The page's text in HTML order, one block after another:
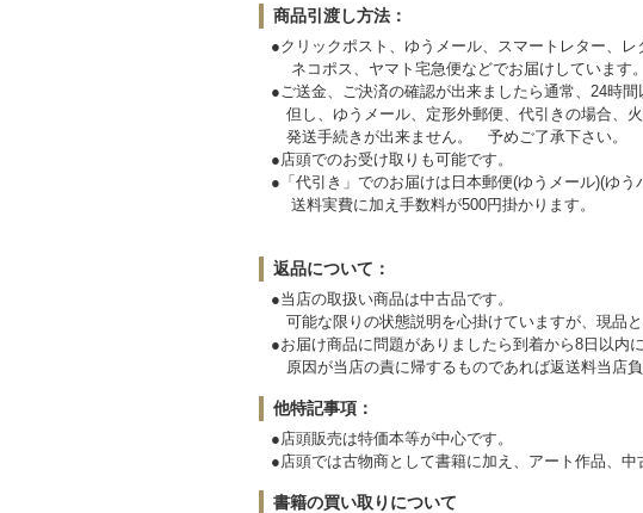
商品引渡し方法：
●クリックポスト、ゆうメール、スマートレター、レ
ネコポス、ヤマト宅急便などでお届けしています。
●ご送金、ご決済の確認が出来ましたら通常、24時
但し、ゆうメール、定形外郵便、代引きの場合、
発送手続きが出来ません。 予めご了承
●店頭でのお受け取りも可能です。
●「代引き」でのお届けは日本郵便(ゆうメール)(ゆう
送料実費に加え手数料が500円掛かります。
返品について：
●当店の取扱い商品は中古品です。
可能な限りの状態説明を心掛けていますが、現品
●お届け商品に問題がありましたら到着から8日以内
原因が当店の責に帰するものであれば返送料当店負
他特記事項：
●店頭販売は特価本等が中心です。
●店頭では古物商として書籍に加え、アート作品、中
書籍の買い取りについて